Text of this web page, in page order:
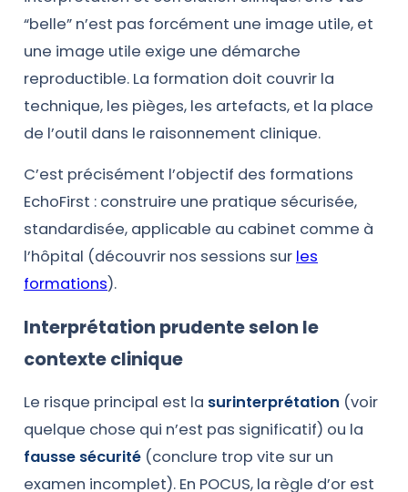
“belle” n’est pas forcément une image utile, et
une image utile exige une démarche
reproductible. La formation doit couvrir la
technique, les pièges, les artefacts, et la place
de l’outil dans le raisonnement clinique.
C’est précisément l’objectif des formations
EchoFirst : construire une pratique sécurisée,
standardisée, applicable au cabinet comme à
l’hôpital (découvrir nos sessions sur les
formations).
Interprétation prudente selon le
contexte clinique
Le risque principal est la surinterprétation (voir
quelque chose qui n’est pas significatif) ou la
fausse sécurité (conclure trop vite sur un
examen incomplet). En POCUS, la règle d’or est